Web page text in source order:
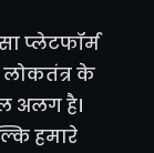
प्लेटफॉर्म
लोकतंत्र के
अलग है।
हमारे